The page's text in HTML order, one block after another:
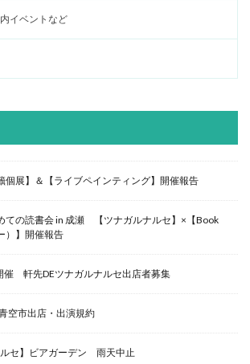
イベントなど
展】＆【ライブペインティング】開催報告
ての読書会 in 成瀬 【ツナガルナルセ】×【Book
）】開催報告
催 軒先DEツナガルナルセ出店者募集
空市出店・出演規約
ルセ】ビアガーデン 雨天中止